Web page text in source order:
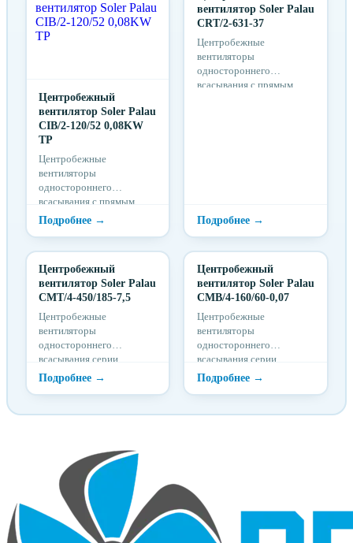
Центробежный
вентилятор Soler Palau
CIB/2-120/52 0,08KW
TP
Центробежные
вентиляторы
одностороннего
всасывания с прямым
приводом серии CIB/CIT
предназначены для
вентилятор Soler Palau
CRT/2-631-37
Центробежные
вентиляторы
одностороннего
всасывания с прямым
Центробежный
вентилятор Soler Palau
CMT/4-450/185-7,5
Центробежные
вентиляторы
одностороннего
всасывания серии
CMB/CMT
комплектуются рабочими
вперед лоп...
Центробежный
вентилятор Soler Palau
CMB/4-160/60-0,07
Центробежные
вентиляторы
одностороннего
всасывания серии
CMB/CMT
комплектуются рабочими
вперед лоп...